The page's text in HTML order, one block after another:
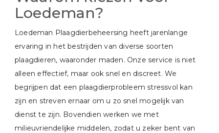
Loedeman?
Loedeman Plaagdierbeheersing heeft jarenlange
ervaring in het bestrijden van diverse soorten
plaagdieren, waaronder maden. Onze service is niet
alleen effectief, maar ook snel en discreet. We
begrijpen dat een plaagdierprobleem stressvol kan
zijn en streven ernaar om u zo snel mogelijk van
dienst te zijn. Bovendien werken we met
milieuvriendelijke middelen, zodat u zeker bent van